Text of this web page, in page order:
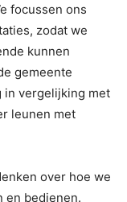
focussen ons
zodat we
kunnen
gemeente
in vergelijking met
leunen met
over hoe we
en bedienen.